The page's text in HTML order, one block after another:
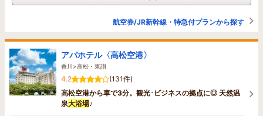
航空券/JR新幹線・特急付プランから探す
アパホテル〈高松空港〉
香川>高松・東讃
4.2
(131件)
高松空港から車で3分。観光･ビジネスの拠点に◎ 天然温
泉大浴場♪